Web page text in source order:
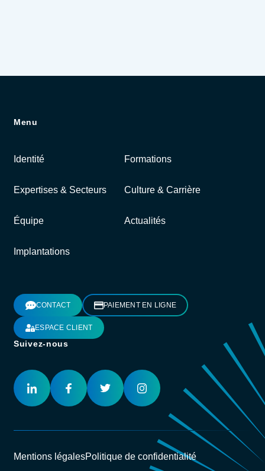
Menu
Identité Formations
Expertises & Secteurs Culture & Carrière
Équipe Actualités
Implantations
CONTACT PAIEMENT EN LIGNE
ESPACE CLIENT
Suivez-nous
Mentions légalesPolitique de confidentialité